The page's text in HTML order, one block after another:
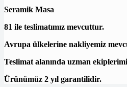
Seramik Masa
81 ile teslimatımız mevcuttur.
Avrupa ülkelerine nakliyemiz
Teslimat alanında uzman
Ürünümüz 2 yıl garantilidir.